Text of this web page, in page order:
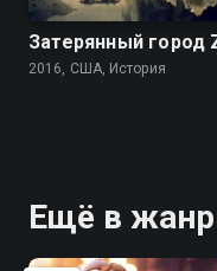
Затерянный город
2016, США, История
Ещё в